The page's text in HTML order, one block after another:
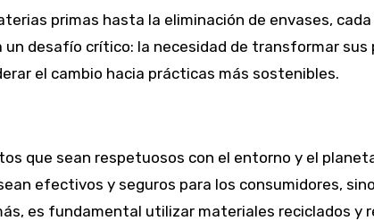
primas hasta la eliminación de envases,
desafío crítico: la necesidad de transformar
el cambio hacia prácticas más sostenibles.
que sean respetuosos con el entorno y el
efectivos y seguros para los consumidores,
es fundamental utilizar materiales reciclados y